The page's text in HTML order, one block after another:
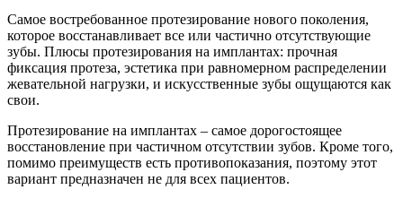
Самое востребованное протезирование нового поколения,
которое восстанавливает все или частично отсутствующие
зубы. Плюсы протезирования на имплантах: прочная
фиксация протеза, эстетика при равномерном распределении
жевательной нагрузки, и искусственные зубы ощущаются как
свои.
Протезирование на имплантах – самое дорогостоящее
восстановление при частичном отсутствии зубов. Кроме того,
помимо преимуществ есть противопоказания, поэтому этот
вариант предназначен не для всех пациентов.